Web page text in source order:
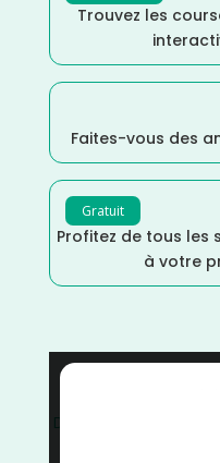
Trouvez les
Faites-vous des
Gratuit
Profitez de tous les
à votre
Distance Semi